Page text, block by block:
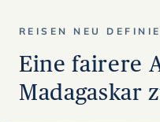
REISEN NEU
Eine fairere
Madagaskar